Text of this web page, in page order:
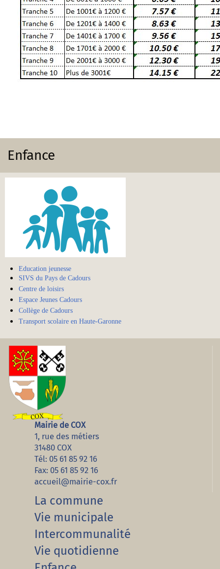
Enfance
Education jeunesse
SIVS du Pays de Cadours
Centre de loisirs
Espace Jeunes Cadours
Collège de Cadours
Transport scolaire en Haute-Garonne
Mairie de COX
1, rue des métiers
31480 COX
Tél: 05 61 85 92 16
Fax: 05 61 85 92 16
accueil@mairie-cox.fr
La commune
Vie municipale
Intercommunalité
Vie quotidienne